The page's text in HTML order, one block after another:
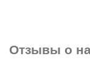
Отзывы о